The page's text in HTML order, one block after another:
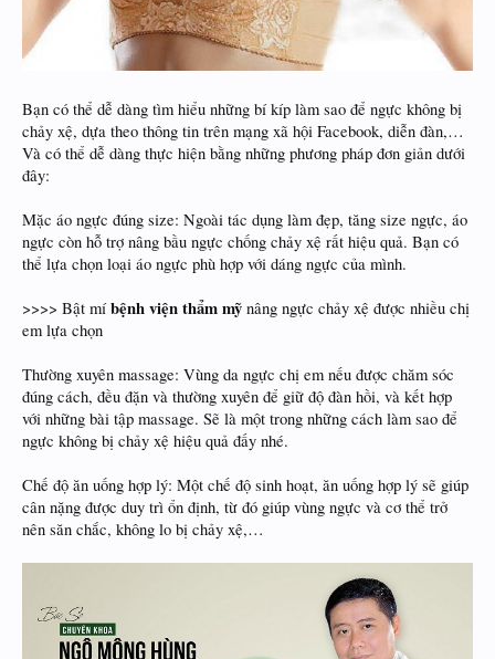
Bạn có thể dễ dàng tìm hiểu những bí kíp làm sao để ngực không bị
chảy xệ, dựa theo thông tin trên mạng xã hội Facebook, diễn đàn,…
Và có thể dễ dàng thực hiện bằng những phương pháp đơn giản dưới
đây:
Mặc áo ngực đúng size: Ngoài tác dụng làm đẹp, tăng size ngực, áo
ngực còn hỗ trợ nâng bầu ngực chống chảy xệ rất hiệu quả. Bạn có
thể lựa chọn loại áo ngực phù hợp với dáng ngực của mình.
>>>> Bật mí bệnh viện thẩm mỹ nâng ngực chảy xệ được nhiều chị
em lựa chọn
Thường xuyên massage: Vùng da ngực chị em nếu được chăm sóc
đúng cách, đều đặn và thường xuyên để giữ độ đàn hồi, và kết hợp
với những bài tập massage. Sẽ là một trong những cách làm sao để
ngực không bị chảy xệ hiệu quả đấy nhé.
Chế độ ăn uống hợp lý: Một chế độ sinh hoạt, ăn uống hợp lý sẽ giúp
cân nặng được duy trì ổn định, từ đó giúp vùng ngực và cơ thể trở
nên săn chắc, không lo bị chảy xệ,…